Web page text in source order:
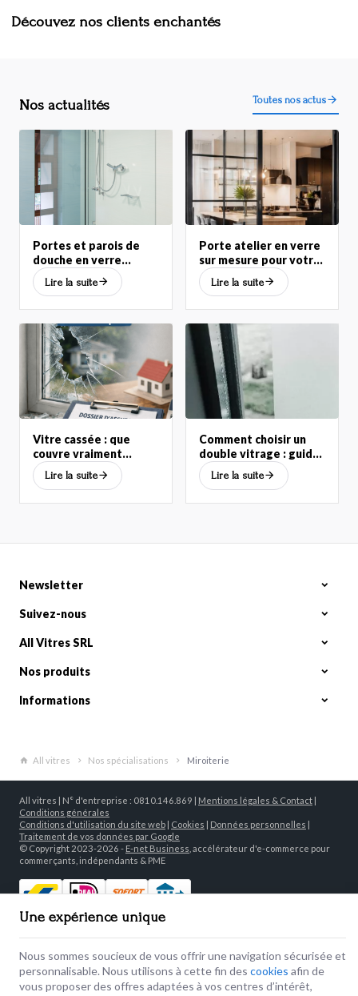
Découvez nos clients enchantés
Nos actualités Toutes nos actus
Portes et parois de
douche en verre
sécurit sur mesure
Lire la suite
Porte atelier en verre
sur mesure pour votre
intérieur
Lire la suite
Vitre cassée : que
couvre vraiment
l'assurance habitation?
Lire la suite
Comment choisir un
double vitrage : guide
complet isolation
Lire la suite
Newsletter
Suivez-nous
All Vitres SRL
Nos produits
Informations
All vitres Nos spécialisations Miroiterie
All vitres | N° d'entreprise : 0810.146.869 | Mentions légales & Contact
Conditions générales
Conditions d'utilisation du site web
Cookies Données personnelles
Traitement de vos données par Google
© Copyright 2023-2026 - E-net Business , accélérateur d'e-commerce pour
commerçants, indépendants & PME
Une expérience unique
Nous sommes soucieux de vous offrir une navigation sécurisée et
personnalisable. Nous utilisons à cette fin des cookies afin de
vous proposer des offres adaptées à vos centres d’intérêt,